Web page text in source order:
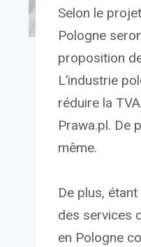
Selon le
Pologne
proposition
L’industrie
réduire la
Prawa.pl. De
même.
De plus,
des services
en Pologne